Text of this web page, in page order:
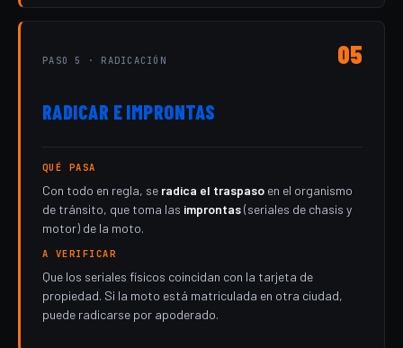
PASO 5 · RADICACIÓN
RADICAR E IMPRONTAS
05
QUÉ PASA
Con todo en regla, se radica el traspaso en el organismo
de tránsito, que toma las improntas(seriales de chasis y
motor) de la moto.
A VERIFICAR
Que los seriales físicos coincidan con la tarjeta de
propiedad. Si la moto está matriculada en otra ciudad,
puede radicarse por apoderado.